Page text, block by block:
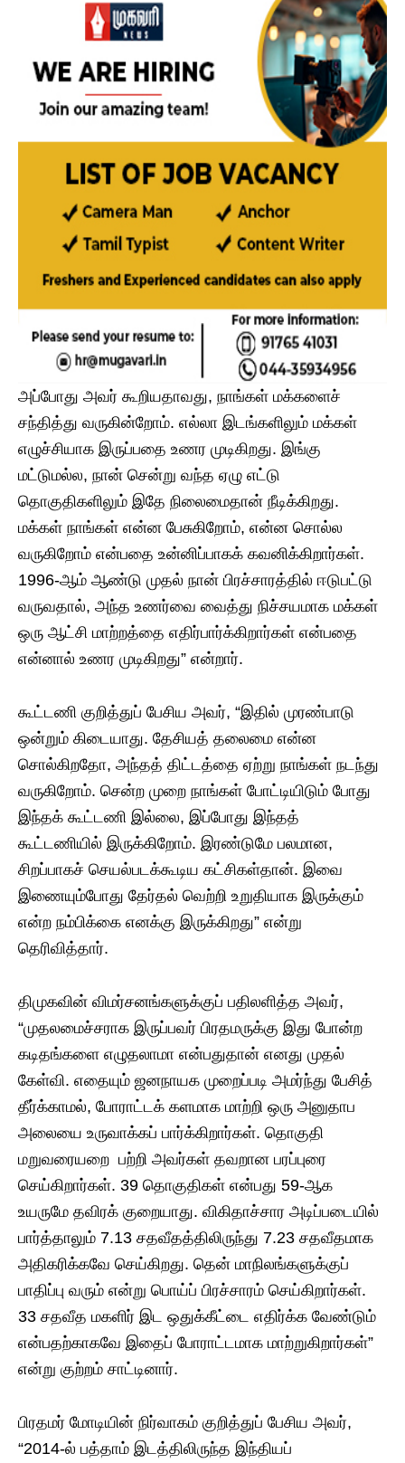
அப்போது அவர் கூறியதாவது, நாங்கள் மக்களைச்
சந்தித்து வருகின்றோம். எல்லா இடங்களிலும் மக்கள்
எழுச்சியாக இருப்பதை உணர முடிகிறது. இங்கு
மட்டுமல்ல, நான் சென்று வந்த ஏழு எட்டு
தொகுதிகளிலும் இதே நிலைமைதான் நீடிக்கிறது.
மக்கள் நாங்கள் என்ன பேசுகிறோம், என்ன சொல்ல
வருகிறோம் என்பதை உன்னிப்பாகக் கவனிக்கிறார்கள்.
1996-ஆம் ஆண்டு முதல் நான் பிரச்சாரத்தில் ஈடுபட்டு
வருவதால், அந்த உணர்வை வைத்து நிச்சயமாக மக்கள்
ஒரு ஆட்சி மாற்றத்தை எதிர்பார்க்கிறார்கள் என்பதை
என்னால் உணர முடிகிறது” என்றார்.
கூட்டணி குறித்துப் பேசிய அவர், “இதில் முரண்பாடு
ஒன்றும் கிடையாது. தேசியத் தலைமை என்ன
சொல்கிறதோ, அந்தத் திட்டத்தை ஏற்று நாங்கள் நடந்து
வருகிறோம். சென்ற முறை நாங்கள் போட்டியிடும் போது
இந்தக் கூட்டணி இல்லை, இப்போது இந்தத்
கூட்டணியில் இருக்கிறோம். இரண்டுமே பலமான,
சிறப்பாகச் செயல்படக்கூடிய கட்சிகள்தான். இவை
இணையும்போது தேர்தல் வெற்றி உறுதியாக இருக்கும்
என்ற நம்பிக்கை எனக்கு இருக்கிறது” என்று
தெரிவித்தார்.
திமுகவின் விமர்சனங்களுக்குப் பதிலளித்த அவர்,
“முதலமைச்சராக இருப்பவர் பிரதமருக்கு இது போன்ற
கடிதங்களை எழுதலாமா என்பதுதான் எனது முதல்
கேள்வி. எதையும் ஜனநாயக முறைப்படி அமர்ந்து பேசித்
தீர்க்காமல், போராட்டக் களமாக மாற்றி ஒரு அனுதாப
அலையை உருவாக்கப் பார்க்கிறார்கள். தொகுதி
மறுவரையறை பற்றி அவர்கள் தவறான பரப்புரை
செய்கிறார்கள். 39 தொகுதிகள் என்பது 59-ஆக
உயருமே தவிரக் குறையாது. விகிதாச்சார அடிப்படையில்
பார்த்தாலும் 7.13 சதவீதத்திலிருந்து 7.23 சதவீதமாக
அதிகரிக்கவே செய்கிறது. தென் மாநிலங்களுக்குப்
பாதிப்பு வரும் என்று பொய்ப் பிரச்சாரம் செய்கிறார்கள்.
33 சதவீத மகளிர் இட ஒதுக்கீட்டை எதிர்க்க வேண்டும்
என்பதற்காகவே இதைப் போராட்டமாக மாற்றுகிறார்கள்”
என்று குற்றம் சாட்டினார்.
பிரதமர் மோடியின் நிர்வாகம் குறித்துப் பேசிய அவர்,
“2014-ல் பத்தாம் இடத்திலிருந்த இந்தியப்